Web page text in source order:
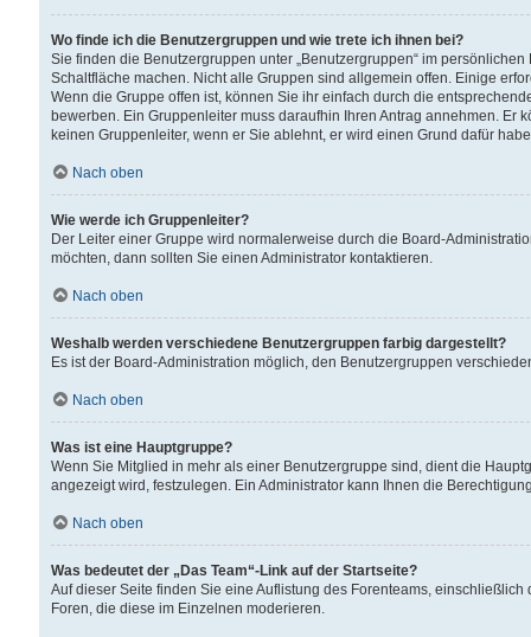
Wo finde ich die Benutzergruppen und wie trete ich ihnen bei?
Sie finden die Benutzergruppen unter „Benutzergruppen“ im
Schaltfläche machen. Nicht alle Gruppen sind allgemein offen. Einige
Wenn die Gruppe offen ist, können Sie ihr einfach durch die
bewerben. Ein Gruppenleiter muss daraufhin Ihren Antrag annehmen.
keinen Gruppenleiter, wenn er Sie ablehnt, er wird einen Grund dafür
Nach oben
Wie werde ich Gruppenleiter?
Der Leiter einer Gruppe wird normalerweise durch die Board-
möchten, dann sollten Sie einen Administrator kontaktieren.
Nach oben
Weshalb werden verschiedene Benutzergruppen farbig dargestellt?
Es ist der Board-Administration möglich, den Benutzergruppen
Nach oben
Was ist eine Hauptgruppe?
Wenn Sie Mitglied in mehr als einer Benutzergruppe sind, dient die
angezeigt wird, festzulegen. Ein Administrator kann Ihnen die
Nach oben
Was bedeutet der „Das Team“-Link auf der Startseite?
Auf dieser Seite finden Sie eine Auflistung des Forenteams,
Foren, die diese im Einzelnen moderieren.